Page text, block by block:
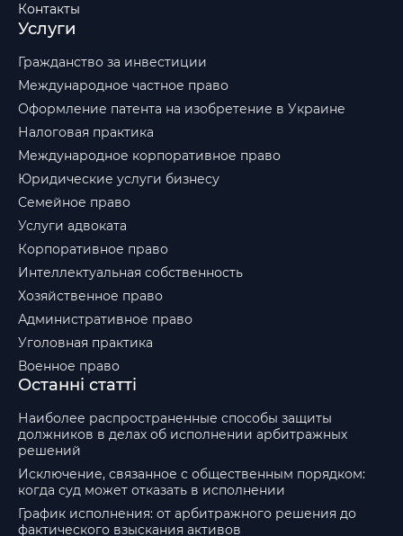
Контакты
Услуги
Гражданство за инвестиции
Международное частное право
Оформление патента на изобретение в Украине
Налоговая практика
Международное корпоративное право
Юридические услуги бизнесу
Семейное право
Услуги адвоката
Корпоративное право
Интеллектуальная собственность
Хозяйственное право
Административное право
Уголовная практика
Военное право
Останні статті
Наиболее распространенные способы защиты
должников в делах об исполнении арбитражных
решений
Исключение, связанное с общественным порядком:
когда суд может отказать в исполнении
График исполнения: от арбитражного решения до
фактического взыскания активов